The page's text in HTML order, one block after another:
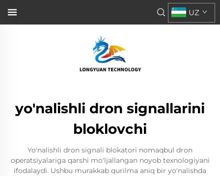
UZ
yo'nalishli dron signallarini
bloklovchi
Yo'nalishli dron signali blokatori nomaqbul dron
operatsiyalariga qarshi mo'ljallangan noyob texnologiyani
ifodalaydi. Ushbu murakkab qurilma aniq bir yo'nalishda